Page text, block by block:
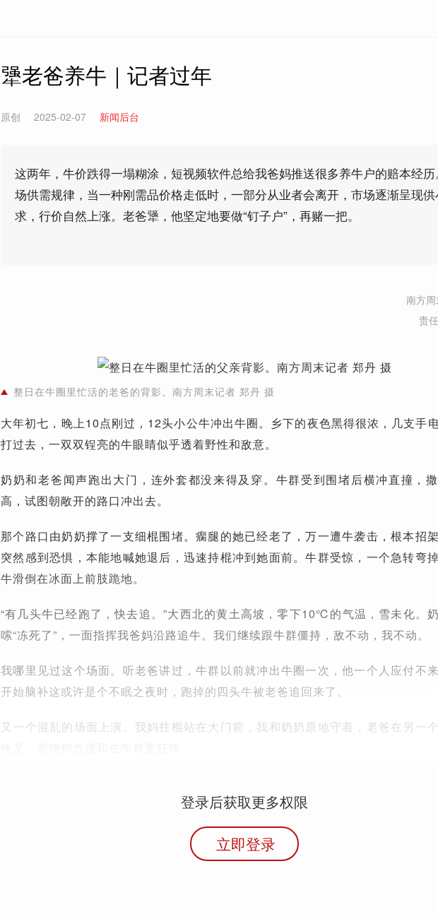
犟老爸养牛｜记者过年
原创 2025-02-07 新闻后台
这两年，牛价跌得一塌糊涂，短视频软件总给我爸妈推送很多养牛户的赔本经
场供需规律，当一种刚需品价格走低时，一部分从业者会离开，市场逐渐呈现
求，行价自然上涨。老爸犟，他坚定地要做“钉子户”，再赌一把。
南方
责
整日在牛圈里忙活的老爸的背影。南方周末记者 郑丹 摄
大年初七，晚上10点刚过，12头小公牛冲出牛圈。乡下的夜色黑得很浓，几支手
打过去，一双双锃亮的牛眼睛似乎透着野性和敌意。
奶奶和老爸闻声跑出大门，连外套都没来得及穿。牛群受到围堵后横冲直撞，
高，试图朝敞开的路口冲出去。
那个路口由奶奶撑了一支细棍围堵。瘸腿的她已经老了，万一遭牛袭击，根本招
突然感到恐惧，本能地喊她退后，迅速持棍冲到她面前。牛群受惊，一个急转弯
牛滑倒在冰面上前肢跪地。
“有几头牛已经跑了，快去追。”大西北的黄土高坡，零下10℃的气温，雪未化。
嗦“冻死了”，一面指挥我爸妈沿路追牛。我们继续跟牛群僵持，敌不动，我不动。
我哪里见过这个场面。听老爸讲过，牛群以前就冲出牛圈一次，他一个人应付不
开始脑补这或许是个不眠之夜时，跑掉的四头牛被老爸追回来了。
又一个混乱的场面上演。我妈拄棍站在大门前，我和奶奶原地守着，老爸在另一
登录后获取更多权限
立即登录